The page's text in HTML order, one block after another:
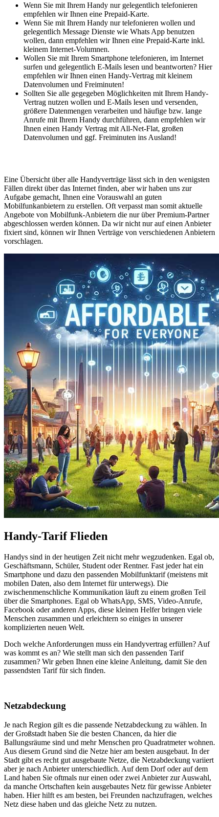
Wenn Sie mit Ihrem Handy nur gelegentlich telefonieren
empfehlen wir Ihnen eine Prepaid-Karte.
Wenn Sie mit Ihrem Handy nur telefonieren wollen und
gelegentlich Message Dienste wie Whats App benutzen
wollen, dann empfehlen wir Ihnen eine Prepaid-Karte inkl.
kleinem Internet-Volumnen.
Wollen Sie mit Ihrem Smartphone telefonieren, im Internet
surfen und gelegentlich E-Mails lesen und beantworten? Hier
empfehlen wir Ihnen einen Handy-Vertrag mit kleinem
Datenvolumen und Freiminuten!
Sollten Sie alle gegegeben Möglichkeiten mit Ihrem Handy-
Vertrag nutzen wollen und E-Mails lesen und versenden,
größere Datenmengen verarbeiten und häufige bzw. lange
Anrufe mit Ihrem Handy durchführen, dann empfehlen wir
Ihnen einen Handy Vertrag mit All-Net-Flat, großen
Datenvolumen und ggf. Freiminuten ins Ausland!
Eine Übersicht über alle Handyverträge lässt sich in den wenigsten
Fällen direkt über das Internet finden, aber wir haben uns zur
Aufgabe gemacht, Ihnen eine Vorauswahl an guten
Mobilfunkanbietern zu erstellen. Oft verpasst man somit aktuelle
Angebote von Mobilfunk-Anbietern die nur über Premium-Partner
abgeschlossen werden können. Da wir nicht nur auf einen Anbieter
fixiert sind, können wir Ihnen Verträge von verschiedenen Anbietern
vorschlagen.
Handy-Tarif Flieden
Handys sind in der heutigen Zeit nicht mehr wegzudenken. Egal ob,
Geschäftsmann, Schüler, Student oder Rentner. Fast jeder hat ein
Smartphone und dazu den passenden Mobilfunktarif (meistens mit
mobilen Daten, also dem Internet für unterwegs). Die
zwischenmenschliche Kommunikation läuft zu einem großen Teil
über die Smartphones. Egal ob WhatsApp, SMS, Video-Anrufe,
Facebook oder anderen Apps, diese kleinen Helfer bringen viele
Menschen zusammen und erleichtern so einiges in unserer
komplizierten neuen Welt.
Doch welche Anforderungen muss ein Handyvertrag erfüllen? Auf
was kommt es an? Wie stellt man sich den passenden Tarif
zusammen? Wir geben Ihnen eine kleine Anleitung, damit Sie den
passendsten Tarif für sich finden.
Netzabdeckung
Je nach Region gilt es die passende Netzabdeckung zu wählen. In
der Großstadt haben Sie die besten Chancen, da hier die
Ballungsräume sind und mehr Menschen pro Quadratmeter wohnen.
Aus diesem Grund sind die Netze hier am besten ausgebaut. In der
Stadt gibt es recht gut ausgebaute Netze, die Netzabdeckung variiert
aber je nach Anbieter unterschiedlich. Auf dem Dorf oder auf dem
Land haben Sie oftmals nur einen oder zwei Anbieter zur Auswahl,
da manche Ortschaften kein ausgebautes Netz für gewisse Anbieter
haben. Hier hilft es am besten, bei Freunden nachzufragen, welches
Netz diese haben und das gleiche Netz zu nutzen.